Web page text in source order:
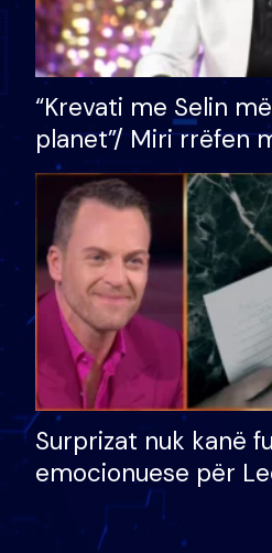
“Krevati me Selin
planet”/ Miri rrëfen
bukura në shtëpinë
mungojë zilja e
Surprizat nuk kanë
emocionuese për
nëna dhe fëmijët e
nuk i mban dot